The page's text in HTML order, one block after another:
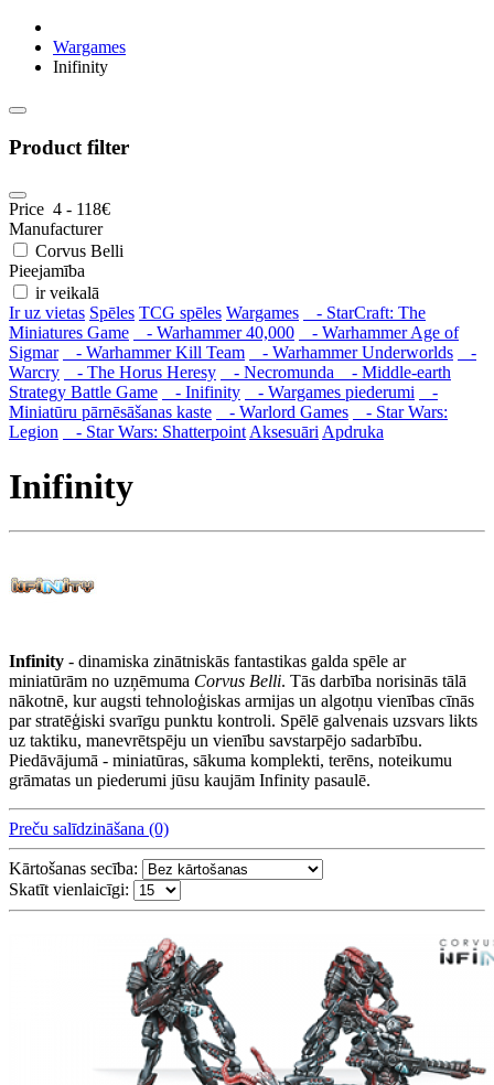
Wargames
Inifinity
Product filter
Price 4 - 118€
Manufacturer
Corvus Belli
Pieejamība
ir veikalā
Ir uz vietas Spēles TCG spēles Wargames
- StarCraft: The
Miniatures Game
- Warhammer 40,000
- Warhammer Age of
Sigmar
- Warhammer Kill Team - Warhammer Underworlds
-
Warcry
- The Horus Heresy - Necromunda
- Middle-earth
Strategy Battle Game
- Inifinity - Wargames piederumi
-
Miniatūru pārnēsāšanas kaste
- Warlord Games
- Star Wars:
Legion
- Star Wars: ShatterpointAksesuāriApdruka
Inifinity
Infinity - dinamiska zinātniskās fantastikas galda spēle ar
miniatūrām no uzņēmuma Corvus Belli. Tās darbība norisinās tālā
nākotnē, kur augsti tehnoloģiskas armijas un algotņu vienības cīnās
par stratēģiski svarīgu punktu kontroli. Spēlē galvenais uzsvars likts
uz taktiku, manevrētspēju un vienību savstarpējo sadarbību.
Piedāvājumā - miniatūras, sākuma komplekti, terēns, noteikumu
grāmatas un piederumi jūsu kaujām Infinity pasaulē.
Preču salīdzināšana (0)
Kārtošanas secība:
Skatīt vienlaicīgi: